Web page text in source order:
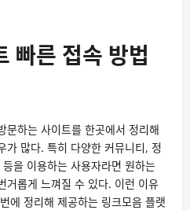
빠른 접속 방법
문하는 사이트를 한곳에서 정리해
가 많다. 특히 다양한 커뮤니티, 정
을 이용하는 사용자라면 원하는
거롭게 느껴질 수 있다. 이런 이유
에 정리해 제공하는 링크모음 플랫